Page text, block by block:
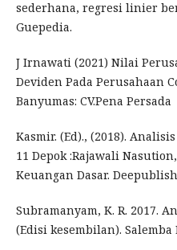
sederhana, regresi linier
Guepedia.
J Irnawati (2021) Nilai
Deviden Pada Perusahaan
Banyumas: CV.Pena Persada
Kasmir. (Ed)., (2018).
11 Depok :Rajawali
Keuangan Dasar. Deepublish
Subramanyam, K. R. 2017.
(Edisi kesembilan). Salemba